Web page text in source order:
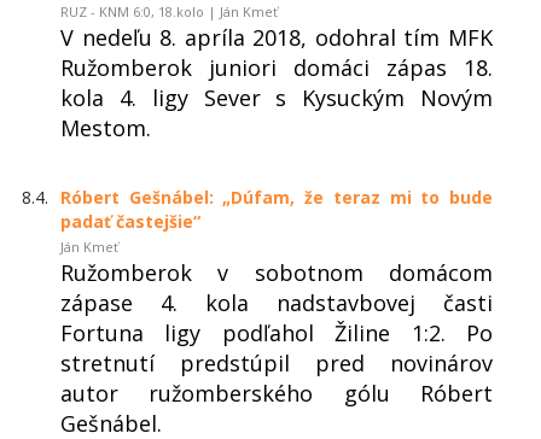
RUZ - KNM 6:0, 18.kolo | Ján Kmeť
V nedeľu 8. apríla 2018, odohral tím MFK
Ružomberok juniori domáci zápas 18.
kola 4. ligy Sever s Kysuckým Novým
Mestom.
8.4.
Róbert Gešnábel: „Dúfam, že teraz mi to bude
padať častejšie“
Ján Kmeť
Ružomberok v sobotnom domácom
zápase 4. kola nadstavbovej časti
Fortuna ligy podľahol Žiline 1:2. Po
stretnutí predstúpil pred novinárov
autor ružomberského gólu Róbert
Gešnábel.